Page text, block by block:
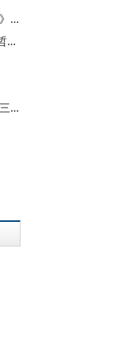
宋晓春：比较哲学视阈下安乐哲《中庸》翻译研究
吴根友：汉语哲学中的“超越”观念及其哲学意蕴
邓晓芒：全球伦理的可能性—金规则的三个模式